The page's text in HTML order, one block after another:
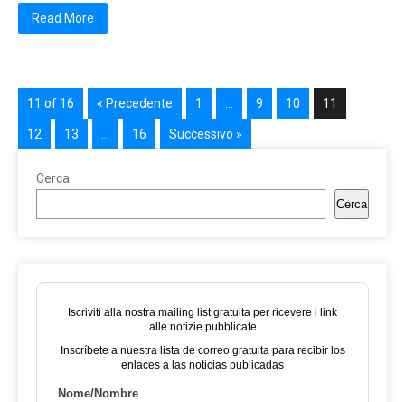
Read More
11 of 16 « Precedente 1 9 10 11
12 13 16 Successivo »
Cerca
Cerca
Iscriviti alla nostra mailing list gratuita per ricevere i link
alle notizie pubblicate
Inscríbete a nuestra lista de correo gratuita para recibir los
enlaces a las noticias publicadas
Nome/Nombre